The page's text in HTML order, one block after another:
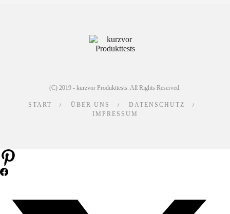
(C) 2019 - kurzvor Produkttests. All Rights Reserved.
START ÜBER UNS
DATENSCHUTZ
IMPRESSUM